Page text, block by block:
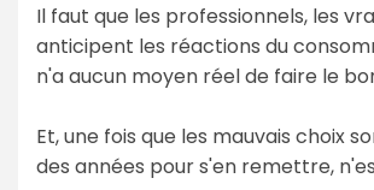
Il faut que les professionnels, les
anticipent les réactions du
n'a aucun moyen réel de faire le
Et, une fois que les mauvais choix
des années pour s'en remettre,